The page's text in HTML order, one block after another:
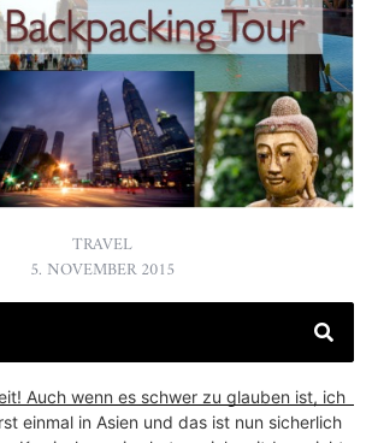
Großstädten, hinein in die Natur und
konnte ich mir endlich persönlich ein Bild
machen. Als erstes war die Provinz Krabi
dran mit ihren Regionen…
READ MORE
TRAVEL
5. NOVEMBER 2015
TOUR DURCH SINGAPUR
Auch wenn es schwer zu glauben ist, ich
einmal in Asien und das ist nun sicherlich